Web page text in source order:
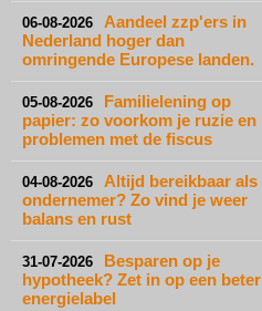
06-08-2026
Aandeel zzp'ers in
Nederland hoger dan
omringende Europese landen.
05-08-2026
Familielening op
papier: zo voorkom je ruzie en
problemen met de fiscus
04-08-2026
Altijd bereikbaar als
ondernemer? Zo vind je weer
balans en rust
31-07-2026
Besparen op je
hypotheek? Zet in op een beter
energielabel